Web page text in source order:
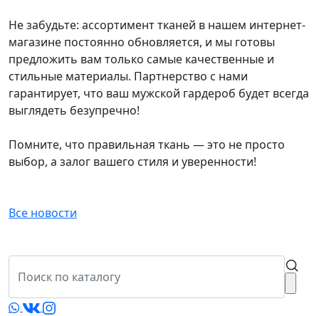
Не забудьте: ассортимент тканей в нашем интернет-
магазине постоянно обновляется, и мы готовы
предложить вам только самые качественные и
стильные материалы. Партнерство с нами
гарантирует, что ваш мужской гардероб будет всегда
выглядеть безупречно!
Помните, что правильная ткань — это не просто
выбор, а залог вашего стиля и уверенности!
Все новости